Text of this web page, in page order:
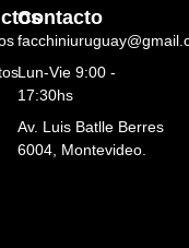
Contacto
Lun-Vie 9:00 -
17:30hs
Av. Luis Batlle Berres
6004, Montevideo.